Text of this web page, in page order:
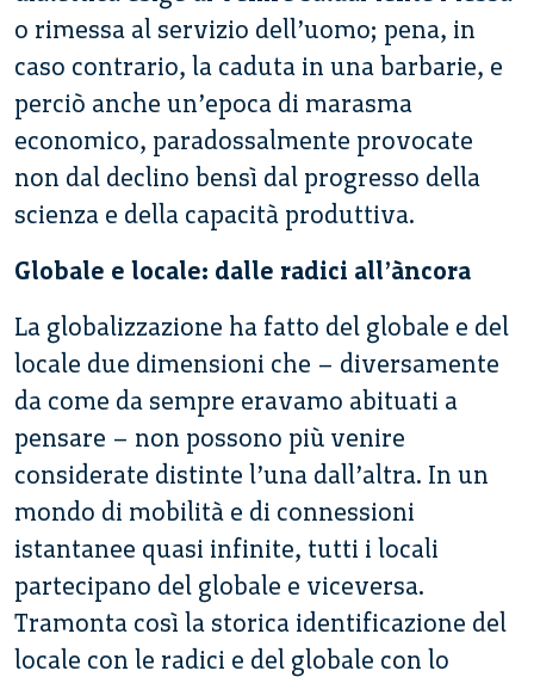
o rimessa al servizio dell’uomo; pena, in
caso contrario, la caduta in una barbarie, e
perciò anche un’epoca di marasma
economico, paradossalmente provocate
non dal declino bensì dal progresso della
scienza e della capacità produttiva.
Globale e locale: dalle radici all’àncora
La globalizzazione ha fatto del globale e del
locale due dimensioni che – diversamente
da come da sempre eravamo abituati a
pensare – non possono più venire
considerate distinte l’una dall’altra. In un
mondo di mobilità e di connessioni
istantanee quasi infinite, tutti i locali
partecipano del globale e viceversa.
Tramonta così la storica identificazione del
locale con le radici e del globale con lo